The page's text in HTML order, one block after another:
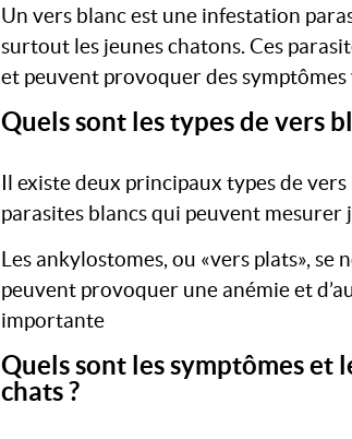
Un vers blanc est une infestation
surtout les jeunes chatons. Ces
et peuvent provoquer des
Quels sont les types de vers
Il existe deux principaux types de vers
parasites blancs qui peuvent mesurer
Les ankylostomes, ou «vers plats»,
peuvent provoquer une anémie et
importante
Quels sont les symptômes et
chats ?